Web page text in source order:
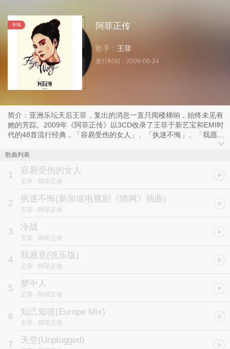
专辑 阿菲正传
歌手： 王菲
发行时间： 2009-06-24
简介：亚洲乐坛天后王菲，复出的消息一直只闻楼梯响，始终未见有
她的芳踪。2009年《阿菲正传》以3CD收录了王菲于新艺宝和EMI时
代的48首流行经典，「容易受伤的女人」、「执迷不悔」、「我愿
意」、「你快乐（所以我快乐）」、「给自己的情书」、「红豆」等
等金曲百听不厌，同时多首特别溷音作品包括︰ 「知己知彼」
Version)、「不再儿嬉」(Rock Version)和「誓言」(Discovery Mix)
全收录。《阿菲正传》最精彩之处是DVD收录历年来王菲于TVB和香
港电台出席多项活动的珍贵演出十首歌曲，当中有她与叶蒨文、张学
友和黎明同台表演的精彩片段，DSD 完美数码重新编製。
歌曲列表
1 容易受伤的女人
王菲 - 阿菲正传
2 执迷不悔(新加坡电视剧《情网》插曲)
王菲 - 阿菲正传
3 冷战
王菲 - 阿菲正传
4 我愿意(弦乐版)
王菲 - 阿菲正传
5 梦中人
王菲 - 阿菲正传
6 知己知彼(Europe Mix)
王菲 - 阿菲正传
7 天空(Unplugged)